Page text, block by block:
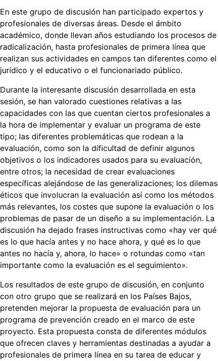
En este grupo de discusión han participado expertos y
profesionales de diversas áreas. Desde el ámbito
académico, donde llevan años estudiando los procesos de
radicalización, hasta profesionales de primera línea que
realizan sus actividades en campos tan diferentes como el
jurídico y el educativo o el funcionariado público.
Durante la interesante discusión desarrollada en esta
sesión, se han valorado cuestiones relativas a las
capacidades con las que cuentan ciertos profesionales a
la hora de implementar y evaluar un programa de este
tipo; las diferentes problemáticas que rodean a la
evaluación, como son la dificultad de definir algunos
objetivos o los indicadores usados para su evaluación,
entre otros; la necesidad de crear evaluaciones
específicas alejándose de las generalizaciones; los dilemas
éticos que involucran la evaluación así como los métodos
más relevantes, los costes que supone la evaluación o los
problemas de pasar de un diseño a su implementación. La
discusión ha dejado frases instructivas como «hay ver qué
es lo que hacía antes y no hace ahora, y qué es lo que
antes no hacía y, ahora, lo hace» o rotundas como «tan
importante como la evaluación es el seguimiento».
Los resultados de este grupo de discusión, en conjunto
con otro grupo que se realizará en los Países Bajos,
pretenden mejorar la propuesta de evaluación para un
programa de prevención creado en el marco de este
proyecto. Esta propuesta consta de diferentes módulos
que ofrecen claves y herramientas destinadas a ayudar a
profesionales de primera línea en su tarea de educar y